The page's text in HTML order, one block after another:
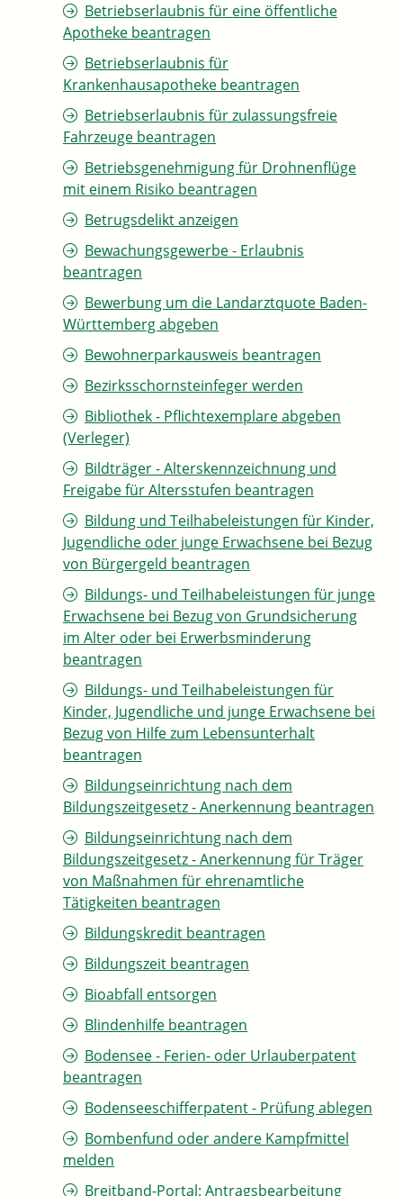
Betriebserlaubnis für eine öffentliche
Apotheke beantragen
Betriebserlaubnis für
Krankenhausapotheke beantragen
Betriebserlaubnis für zulassungsfreie
Fahrzeuge beantragen
Betriebsgenehmigung für Drohnenflüge
mit einem Risiko beantragen
Betrugsdelikt anzeigen
Bewachungsgewerbe - Erlaubnis
beantragen
Bewerbung um die Landarztquote Baden-
Württemberg abgeben
Bewohnerparkausweis beantragen
Bezirksschornsteinfeger werden
Bibliothek - Pflichtexemplare abgeben
(Verleger)
Bildträger - Alterskennzeichnung und
Freigabe für Altersstufen beantragen
Bildung und Teilhabeleistungen für Kinder,
Jugendliche oder junge Erwachsene bei Bezug
von Bürgergeld beantragen
Bildungs- und Teilhabeleistungen für junge
Erwachsene bei Bezug von Grundsicherung
im Alter oder bei Erwerbsminderung
beantragen
Bildungs- und Teilhabeleistungen für
Kinder, Jugendliche und junge Erwachsene bei
Bezug von Hilfe zum Lebensunterhalt
beantragen
Bildungseinrichtung nach dem
Bildungszeitgesetz - Anerkennung beantragen
Bildungseinrichtung nach dem
Bildungszeitgesetz - Anerkennung für Träger
von Maßnahmen für ehrenamtliche
Tätigkeiten beantragen
Bildungskredit beantragen
Bildungszeit beantragen
Bioabfall entsorgen
Blindenhilfe beantragen
Bodensee - Ferien- oder Urlauberpatent
beantragen
Bodenseeschifferpatent - Prüfung ablegen
Bombenfund oder andere Kampfmittel
melden
Breitband-Portal: Antragsbearbeitung